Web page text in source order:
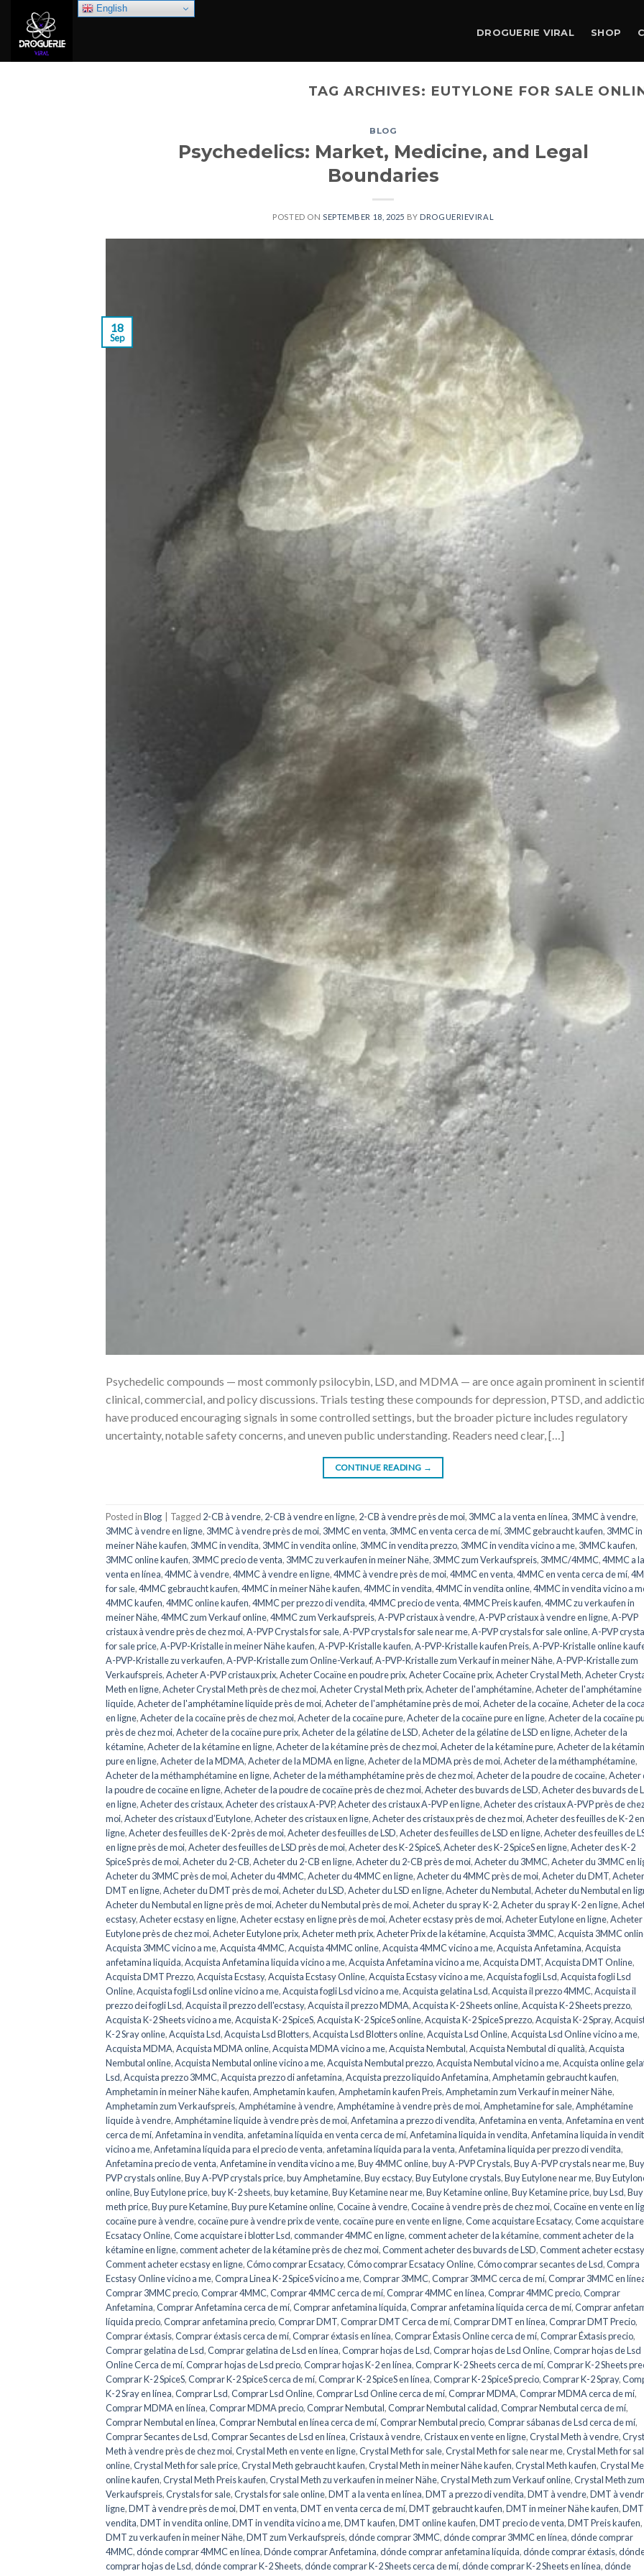
content
DROGUERIE VIRAL SHOP
TAG ARCHIVES: EUTYLONE FOR SALE
BLOG
Psychedelics: Market, Medicine, and Legal
Boundaries
POSTED ON SEPTEMBER 18, 2025 BY DROGUERIEVIRAL
18
Sep
Psychedelic compounds — most commonly psilocybin, LSD, and MDMA — are once again prominent in
clinical, commercial, and policy discussions. Trials testing these compounds for depression, PTSD, and
have produced encouraging signals in some controlled settings, but the broader picture includes regulatory
uncertainty, notable safety concerns, and uneven public understanding. Readers need clear, […]
CONTINUE READING →
Posted inBlog Tagged 2-CB à vendre, 2-CB à vendre en ligne, 2-CB à vendre près de moi, 3MMC a la venta en línea, 3MMC à vendre,
3MMC à vendre en ligne, 3MMC à vendre près de moi, 3MMC en venta, 3MMC en venta cerca de mí, 3MMC gebraucht kaufen, 3MMC in
meiner Nähe kaufen, 3MMC in vendita, 3MMC in vendita online, 3MMC in vendita prezzo, 3MMC in vendita vicino a me, 3MMC kaufen,
3MMC online kaufen, 3MMC precio de venta, 3MMC zu verkaufen in meiner Nähe, 3MMC zum Verkaufspreis, 3MMC/4MMC,4MMC a la
venta en línea,4MMC à vendre,4MMC à vendre en ligne,4MMC à vendre près de moi,4MMC en venta,4MMC en venta cerca de mí,
for sale,4MMC gebraucht kaufen,4MMC in meiner Nähe kaufen,4MMC in vendita,4MMC in vendita online,4MMC in vendita vicino a
4MMC kaufen,4MMC online kaufen,4MMC per prezzo di vendita,4MMC precio de venta,4MMC Preis kaufen,4MMC zu verkaufen in
meiner Nähe,4MMC zum Verkauf online,4MMC zum Verkaufspreis,A-PVP cristaux à vendre,A-PVP cristaux à vendre en ligne,A-PVP
cristaux à vendre près de chez moi,A-PVP Crystals for sale,A-PVP crystals for sale near me,A-PVP crystals for sale online,A-PVP
for sale price,A-PVP-Kristalle in meiner Nähe kaufen,A-PVP-Kristalle kaufen,A-PVP-Kristalle kaufen Preis,A-PVP-Kristalle online
A-PVP-Kristalle zu verkaufen,A-PVP-Kristalle zum Online-Verkauf,A-PVP-Kristalle zum Verkauf in meiner Nähe,A-PVP-Kristalle zum
Verkaufspreis,Acheter A-PVP cristaux prix,Acheter Cocaïne en poudre prix,Acheter Cocaïne prix,Acheter Crystal Meth,Acheter
Meth en ligne,Acheter Crystal Meth près de chez moi,Acheter Crystal Meth prix,Acheter de l'amphétamine,Acheter de l'amphétamine
liquide,Acheter de l'amphétamine liquide près de moi,Acheter de l'amphétamine près de moi,Acheter de la cocaïne,Acheter de la
en ligne,Acheter de la cocaïne près de chez moi,Acheter de la cocaïne pure,Acheter de la cocaïne pure en ligne,Acheter de la cocaïne
près de chez moi,Acheter de la cocaïne pure prix,Acheter de la gélatine de LSD,Acheter de la gélatine de LSD en ligne,Acheter de la
kétamine,Acheter de la kétamine en ligne,Acheter de la kétamine près de chez moi,Acheter de la kétamine pure,Acheter de la
pure en ligne,Acheter de la MDMA,Acheter de la MDMA en ligne,Acheter de la MDMA près de moi,Acheter de la méthamphétamine,
Acheter de la méthamphétamine en ligne,Acheter de la méthamphétamine près de chez moi,Acheter de la poudre de cocaïne,Acheter
la poudre de cocaïne en ligne,Acheter de la poudre de cocaïne près de chez moi,Acheter des buvards de LSD,Acheter des buvards de
en ligne,Acheter des cristaux,Acheter des cristaux A-PVP,Acheter des cristaux A-PVP en ligne,Acheter des cristaux A-PVP près de
moi,Acheter des cristaux d’Eutylone,Acheter des cristaux en ligne,Acheter des cristaux près de chez moi,Acheter des feuilles de K-2 en
ligne,Acheter des feuilles de K-2 près de moi,Acheter des feuilles de LSD,Acheter des feuilles de LSD en ligne,Acheter des feuilles de
en ligne près de moi,Acheter des feuilles de LSD près de moi,Acheter des K-2 SpiceS,Acheter des K-2 SpiceS en ligne,Acheter des K-2
SpiceS près de moi,Acheter du 2-CB,Acheter du 2-CB en ligne,Acheter du 2-CB près de moi,Acheter du 3MMC,Acheter du 3MMC en
Acheter du 3MMC près de moi,Acheter du 4MMC,Acheter du 4MMC en ligne,Acheter du 4MMC près de moi,Acheter du DMT,
DMT en ligne,Acheter du DMT près de moi,Acheter du LSD,Acheter du LSD en ligne,Acheter du Nembutal,Acheter du Nembutal en
Acheter du Nembutal en ligne près de moi,Acheter du Nembutal près de moi,Acheter du spray K-2,Acheter du spray K-2 en ligne,
ecstasy,Acheter ecstasy en ligne,Acheter ecstasy en ligne près de moi,Acheter ecstasy près de moi,Acheter Eutylone en ligne,Acheter
Eutylone près de chez moi,Acheter Eutylone prix,Acheter meth prix,Acheter Prix de la kétamine,Acquista 3MMC,Acquista 3MMC
Acquista 3MMC vicino a me,Acquista 4MMC,Acquista 4MMC online,Acquista 4MMC vicino a me,Acquista Anfetamina,Acquista
anfetamina liquida,Acquista Anfetamina liquida vicino a me,Acquista Anfetamina vicino a me,Acquista DMT,Acquista DMT Online,
Acquista DMT Prezzo,Acquista Ecstasy,Acquista Ecstasy Online,Acquista Ecstasy vicino a me,Acquista fogli Lsd,Acquista fogli Lsd
Online,Acquista fogli Lsd online vicino a me,Acquista fogli Lsd vicino a me,Acquista gelatina Lsd,Acquista il prezzo 4MMC,Acquista il
prezzo dei fogli Lsd,Acquista il prezzo dell'ecstasy,Acquista il prezzo MDMA,Acquista K-2 Sheets online,Acquista K-2 Sheets prezzo,
Acquista K-2 Sheets vicino a me,Acquista K-2 SpiceS,Acquista K-2 SpiceS online,Acquista K-2 SpiceS prezzo,Acquista K-2 Spray,
K-2 Sray online,Acquista Lsd,Acquista Lsd Blotters,Acquista Lsd Blotters online,Acquista Lsd Online,Acquista Lsd Online vicino a me,
Acquista MDMA,Acquista MDMA online,Acquista MDMA vicino a me,Acquista Nembutal,Acquista Nembutal di qualità,Acquista
Nembutal online,Acquista Nembutal online vicino a me,Acquista Nembutal prezzo,Acquista Nembutal vicino a me,Acquista online
Lsd,Acquista prezzo 3MMC,Acquista prezzo di anfetamina,Acquista prezzo liquido Anfetamina,Amphetamin gebraucht kaufen,
Amphetamin in meiner Nähe kaufen,Amphetamin kaufen,Amphetamin kaufen Preis,Amphetamin zum Verkauf in meiner Nähe,
Amphetamin zum Verkaufspreis,Amphétamine à vendre,Amphétamine à vendre près de moi,Amphetamine for sale,Amphétamine
liquide à vendre,Amphétamine liquide à vendre près de moi,Anfetamina a prezzo di vendita,Anfetamina en venta,Anfetamina en
cerca de mí,Anfetamina in vendita, anfetamina líquida en venta cerca de mí,Anfetamina liquida in vendita,Anfetamina liquida in
vicino a me,Anfetamina líquida para el precio de venta, anfetamina líquida para la venta,Anfetamina liquida per prezzo di vendita,
Anfetamina precio de venta,Anfetamine in vendita vicino a me,Buy 4MMC online,buy A-PVP Crystals,Buy A-PVP crystals near me,
PVP crystals online,Buy A-PVP crystals price,buy Amphetamine,Buy ecstacy,Buy Eutylone crystals,Buy Eutylone near me,Buy
online,Buy Eutylone price,buy K-2 sheets,buy ketamine,Buy Ketamine near me,Buy Ketamine online,Buy Ketamine price,buy Lsd,Buy
meth price,Buy pure Ketamine,Buy pure Ketamine online,Cocaïne à vendre,Cocaïne à vendre près de chez moi,Cocaïne en vente en
cocaïne pure à vendre,cocaïne pure à vendre prix de vente,cocaïne pure en vente en ligne,Come acquistare Ecsatacy,Come acquistare
Ecsatacy Online,Come acquistare i blotter Lsd,commander 4MMC en ligne,comment acheter de la kétamine,comment acheter de la
kétamine en ligne,comment acheter de la kétamine près de chez moi,Comment acheter des buvards de LSD,Comment acheter ecstasy
Comment acheter ecstasy en ligne,Cómo comprar Ecsatacy,Cómo comprar Ecsatacy Online,Cómo comprar secantes de Lsd,Compra
Ecstasy Online vicino a me,Compra Linea K-2 SpiceS vicino a me,Comprar 3MMC,Comprar 3MMC cerca de mí,Comprar 3MMC en
Comprar 3MMC precio,Comprar 4MMC,Comprar 4MMC cerca de mí,Comprar 4MMC en línea,Comprar 4MMC precio,Comprar
Anfetamina,Comprar Anfetamina cerca de mí,Comprar anfetamina líquida,Comprar anfetamina líquida cerca de mí,Comprar
líquida precio,Comprar anfetamina precio,Comprar DMT,Comprar DMT Cerca de mí,Comprar DMT en línea,Comprar DMT Precio,
Comprar éxtasis,Comprar éxtasis cerca de mí,Comprar éxtasis en línea,Comprar Éxtasis Online cerca de mí,Comprar Éxtasis precio,
Comprar gelatina de Lsd,Comprar gelatina de Lsd en línea,Comprar hojas de Lsd,Comprar hojas de Lsd Online,Comprar hojas de Lsd
Online Cerca de mí,Comprar hojas de Lsd precio,Comprar hojas K-2 en línea,Comprar K-2 Sheets cerca de mí,Comprar K-2 Sheets
Comprar K-2 SpiceS,Comprar K-2 SpiceS cerca de mí,Comprar K-2 SpiceS en línea,Comprar K-2 SpiceS precio,Comprar K-2 Spray,
K-2 Sray en línea,Comprar Lsd,Comprar Lsd Online,Comprar Lsd Online cerca de mí,Comprar MDMA,Comprar MDMA cerca de mí,
Comprar MDMA en línea,Comprar MDMA precio,Comprar Nembutal,Comprar Nembutal calidad,Comprar Nembutal cerca de mí,
Comprar Nembutal en línea,Comprar Nembutal en línea cerca de mí,Comprar Nembutal precio,Comprar sábanas de Lsd cerca de mí,
Comprar Secantes de Lsd,Comprar Secantes de Lsd en línea,Cristaux à vendre,Cristaux en vente en ligne,Crystal Meth à vendre,
Meth à vendre près de chez moi,Crystal Meth en vente en ligne,Crystal Meth for sale,Crystal Meth for sale near me,Crystal Meth for
online,Crystal Meth for sale price,Crystal Meth gebraucht kaufen,Crystal Meth in meiner Nähe kaufen,Crystal Meth kaufen,Crystal
online kaufen,Crystal Meth Preis kaufen,Crystal Meth zu verkaufen in meiner Nähe,Crystal Meth zum Verkauf online,Crystal Meth zum
Verkaufspreis,Crystals for sale,Crystals for sale online,DMT a la venta en línea,DMT a prezzo di vendita,DMT à vendre,DMT à
ligne,DMT à vendre près de moi,DMT en venta,DMT en venta cerca de mí,DMT gebraucht kaufen,DMT in meiner Nähe kaufen,
vendita,DMT in vendita online,DMT in vendita vicino a me,DMT kaufen,DMT online kaufen,DMT precio de venta,DMT Preis kaufen,
DMT zu verkaufen in meiner Nähe,DMT zum Verkaufspreis,dónde comprar 3MMC,dónde comprar 3MMC en línea,dónde comprar
4MMC,dónde comprar 4MMC en línea,Dónde comprar Anfetamina,dónde comprar anfetamina líquida,dónde comprar éxtasis,
comprar hojas de Lsd,dónde comprar K-2 Sheets,dónde comprar K-2 Sheets cerca de mí,dónde comprar K-2 Sheets en línea,dónde
English